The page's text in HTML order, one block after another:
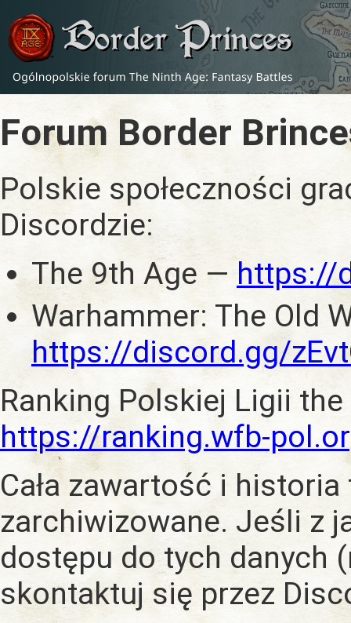
Forum Border
Polskie społeczności
Discordzie:
The 9th Age —https://
Warhammer: The Old
https://discord.gg/
Ranking Polskiej Ligii
https://ranking.wfb-
Cała zawartość i historia
zarchiwizowane. Jeśli z
dostępu do tych danych
skontaktuj się przez